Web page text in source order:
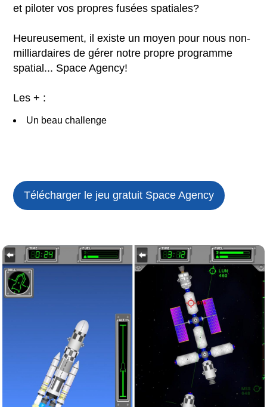
et piloter vos propres fusées spatiales?
Heureusement, il existe un moyen pour nous non-
milliardaires de gérer notre propre programme
spatial... Space Agency!
Les + :
Un beau challenge
Télécharger le jeu gratuit Space Agency